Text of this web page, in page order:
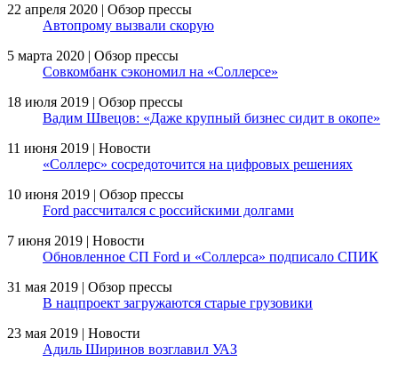
22 апреля 2020 | Обзор прессы
Автопрому вызвали скорую
5 марта 2020 | Обзор прессы
Совкомбанк сэкономил на «Соллерсе»
18 июля 2019 | Обзор прессы
Вадим Швецов: «Даже крупный бизнес сидит в окопе»
11 июня 2019 | Новости
«Соллерс» сосредоточится на цифровых решениях
10 июня 2019 | Обзор прессы
Ford рассчитался с российскими долгами
7 июня 2019 | Новости
Обновленное СП Ford и «Соллерса» подписало СПИК
31 мая 2019 | Обзор прессы
В нацпроект загружаются старые грузовики
23 мая 2019 | Новости
Адиль Ширинов возглавил УАЗ